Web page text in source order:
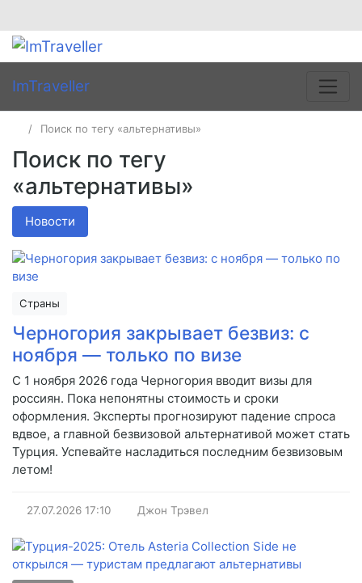
ImTraveller
Поиск по тегу «альтернативы»
Поиск по тегу
«альтернативы»
Новости
Страны
Черногория закрывает безвиз: с
ноября — только по визе
С 1 ноября 2026 года Черногория вводит визы для
россиян. Пока непонятны стоимость и сроки
оформления. Эксперты прогнозируют падение спроса
вдвое, а главной безвизовой альтернативой может стать
Турция. Успевайте насладиться последним безвизовым
летом!
27.07.2026 17:10 Джон Трэвел